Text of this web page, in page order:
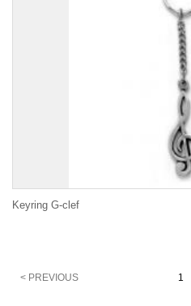
Keyring G-clef
< PREVIOUS 1